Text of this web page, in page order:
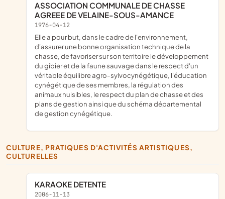
ASSOCIATION COMMUNALE DE CHASSE
AGREEE DE VELAINE-SOUS-AMANCE
1976-04-12
Elle a pour but, dans le cadre de l'environnement,
d'assurer une bonne organisation technique de la
chasse, de favoriser sur son territoire le développement
du gibier et de la faune sauvage dans le respect d'un
véritable équilibre agro-sylvocynégétique, l'éducation
cynégétique de ses membres, la régulation des
animaux nuisibles, le respect du plan de chasse et des
plans de gestion ainsi que du schéma départemental
de gestion cynégétique.
CULTURE, PRATIQUES D'ACTIVITÉS ARTISTIQUES,
CULTURELLES
KARAOKE DETENTE
2006-11-13